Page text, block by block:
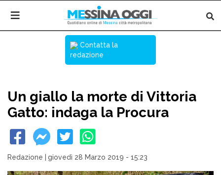
Contatta la
redazione
Un giallo la morte di Vittoria
Gatto: indaga la Procura
Redazione giovedì 28 Marzo 2019 - 15:23